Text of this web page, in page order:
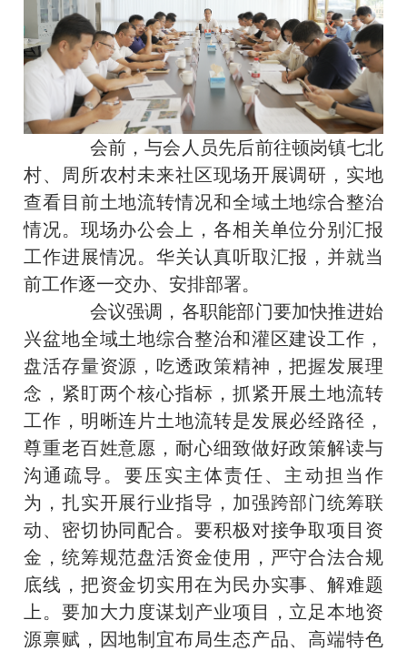
会前，与会人员先后前往顿岗镇七北
村、周所农村未来社区现场开展调研，实地
查看目前土地流转情况和全域土地综合整治
情况。现场办公会上，各相关单位分别汇报
工作进展情况。华关认真听取汇报，并就当
前工作逐一交办、安排部署。
会议强调，各职能部门要加快推进始
兴盆地全域土地综合整治和灌区建设工作，
盘活存量资源，吃透政策精神，把握发展理
念，紧盯两个核心指标，抓紧开展土地流转
工作，明晰连片土地流转是发展必经路径，
尊重老百姓意愿，耐心细致做好政策解读与
沟通疏导。要压实主体责任、主动担当作
为，扎实开展行业指导，加强跨部门统筹联
动、密切协同配合。要积极对接争取项目资
金，统筹规范盘活资金使用，严守合法合规
底线，把资金切实用在为民办实事、解难题
上。要加大力度谋划产业项目，立足本地资
源禀赋，因地制宜布局生态产品、高端特色